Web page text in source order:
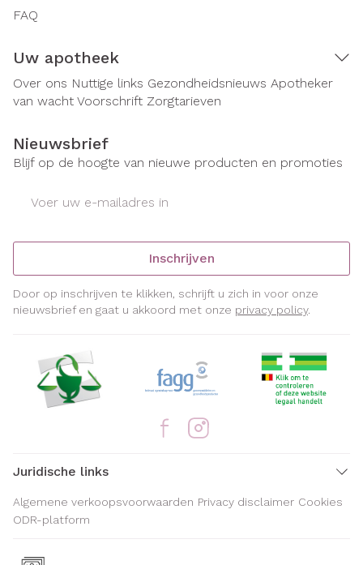
FAQ
Uw apotheek
Over ons Nuttige links Gezondheidsnieuws Apotheker
van wacht Voorschrift Zorgtarieven
Nieuwsbrief
Blijf op de hoogte van nieuwe producten en promoties
Inschrijven
Door op inschrijven te klikken, schrijft u zich in voor onze
nieuwsbrief en gaat u akkoord met onze privacy policy.
Juridische links
Algemene verkoopsvoorwaarden Privacy disclaimer Cookies
ODR-platform